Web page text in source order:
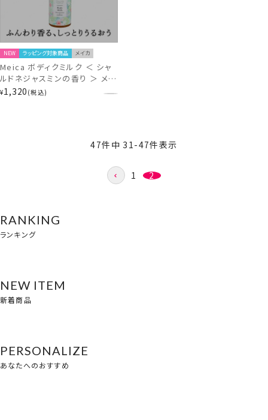
NEW ラッピング対象商品 メイカ
Meica ボディクミルク ＜ シャ
ルドネジャスミンの香り ＞ メイ
カ ME86634
¥1,320 税込
47件中 31-47件表示
1 2
RANKING
ランキング
NEW ITEM
新着商品
PERSONALIZE
あなたへのおすすめ